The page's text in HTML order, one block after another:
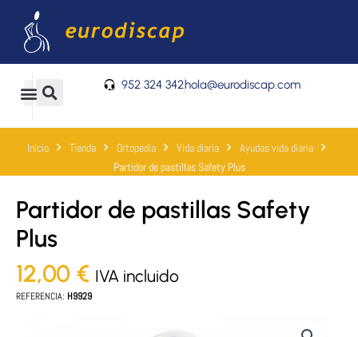
contenido
0
Carrito 952 324 342hola@eurodiscap.com
Inicio Tienda Ortopedia Vida diaria
Ayudas vida diaria
Partidor de pastillas Safety Plus
Partidor de pastillas Safety
Plus
12,00 € IVA incluido
REFERENCIA: H9929